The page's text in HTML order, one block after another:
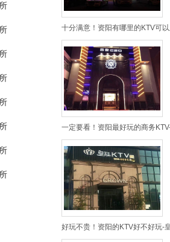
十分满意！资阳有哪里的KTV可
一定要看！资阳最好玩的商务
好玩不贵！资阳的KTV好不好玩-